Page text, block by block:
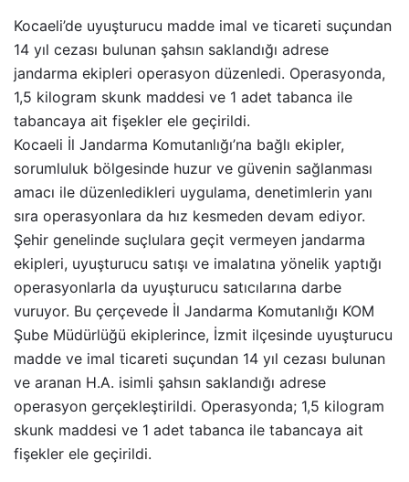
Kocaeli’de uyuşturucu madde imal ve ticareti suçundan
14 yıl cezası bulunan şahsın saklandığı adrese
jandarma ekipleri operasyon düzenledi. Operasyonda,
1,5 kilogram skunk maddesi ve 1 adet tabanca ile
tabancaya ait fişekler ele geçirildi.
Kocaeli İl Jandarma Komutanlığı’na bağlı ekipler,
sorumluluk bölgesinde huzur ve güvenin sağlanması
amacı ile düzenledikleri uygulama, denetimlerin yanı
sıra operasyonlara da hız kesmeden devam ediyor.
Şehir genelinde suçlulara geçit vermeyen jandarma
ekipleri, uyuşturucu satışı ve imalatına yönelik yaptığı
operasyonlarla da uyuşturucu satıcılarına darbe
vuruyor. Bu çerçevede İl Jandarma Komutanlığı KOM
Şube Müdürlüğü ekiplerince, İzmit ilçesinde uyuşturucu
madde ve imal ticareti suçundan 14 yıl cezası bulunan
ve aranan H.A. isimli şahsın saklandığı adrese
operasyon gerçekleştirildi. Operasyonda; 1,5 kilogram
skunk maddesi ve 1 adet tabanca ile tabancaya ait
fişekler ele geçirildi.